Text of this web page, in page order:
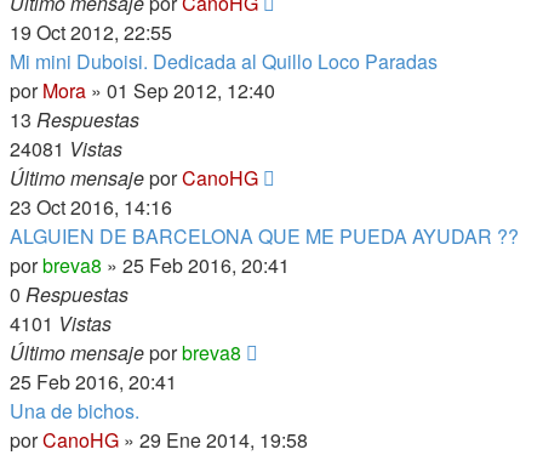
19 Oct 2012, 22:55
Mi mini Duboisi. Dedicada al Quillo Loco Paradas
porMora » 01 Sep 2012, 12:40
13 Respuestas
24081 Vistas
Último mensajeporCanoHG
23 Oct 2016, 14:16
ALGUIEN DE BARCELONA QUE ME PUEDA AYUDAR ??
porbreva8 » 25 Feb 2016, 20:41
0 Respuestas
4101 Vistas
Último mensajeporbreva8
25 Feb 2016, 20:41
Una de bichos.
porCanoHG » 29 Ene 2014, 19:58